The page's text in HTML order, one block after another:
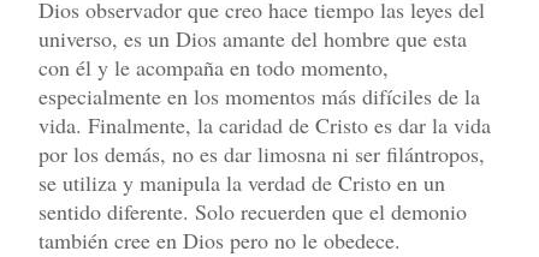
Dios observador que creo hace tiempo las leyes del
universo, es un Dios amante del hombre que esta
con él y le acompaña en todo momento,
especialmente en los momentos más difíciles de la
vida. Finalmente, la caridad de Cristo es dar la vida
por los demás, no es dar limosna ni ser filántropos,
se utiliza y manipula la verdad de Cristo en un
sentido diferente. Solo recuerden que el demonio
también cree en Dios pero no le obedece.